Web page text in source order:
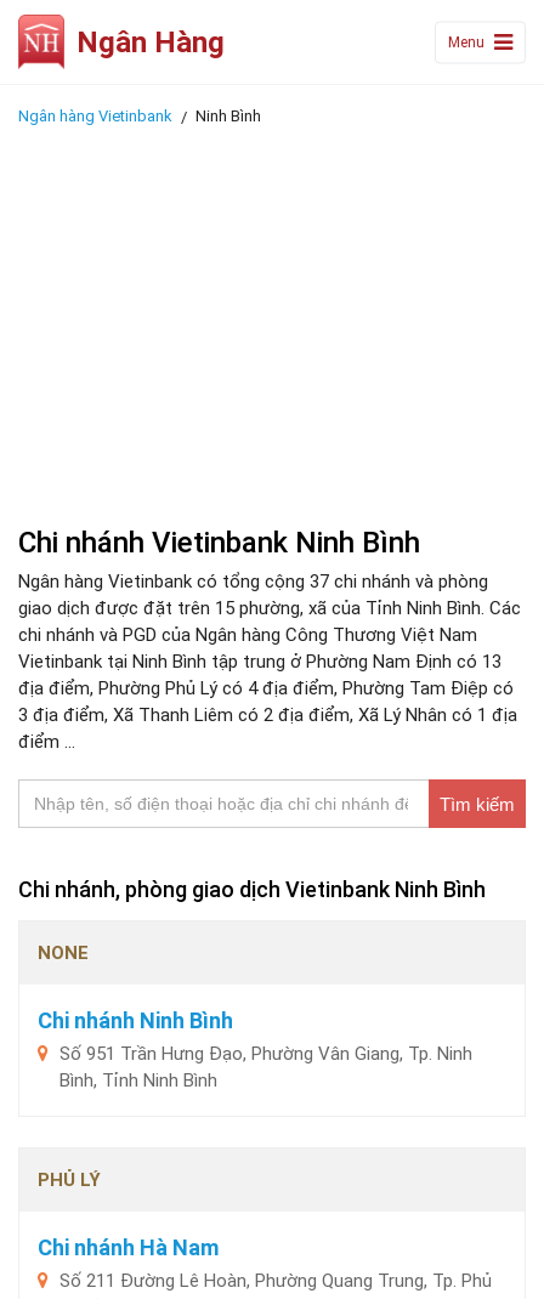
Ngân Hàng Menu
Ngân hàng Vietinbank Ninh Bình
Chi nhánh Vietinbank Ninh Bình
Ngân hàng Vietinbank có tổng cộng 37 chi nhánh và phòng
giao dịch được đặt trên 15 phường, xã của Tỉnh Ninh Bình. Các
chi nhánh và PGD của Ngân hàng Công Thương Việt Nam
Vietinbank tại Ninh Bình tập trung ở Phường Nam Định có 13
địa điểm, Phường Phủ Lý có 4 địa điểm, Phường Tam Điệp có
3 địa điểm, Xã Thanh Liêm có 2 địa điểm, Xã Lý Nhân có 1 địa
điểm ...
Tìm kiếm
Chi nhánh, phòng giao dịch Vietinbank Ninh Bình
NONE
Chi nhánh Ninh Bình
Số 951 Trần Hưng Đạo, Phường Vân Giang, Tp. Ninh
Bình, Tỉnh Ninh Bình
PHỦ LÝ
Chi nhánh Hà Nam
Số 211 Đường Lê Hoàn, Phường Quang Trung, Tp. Phủ